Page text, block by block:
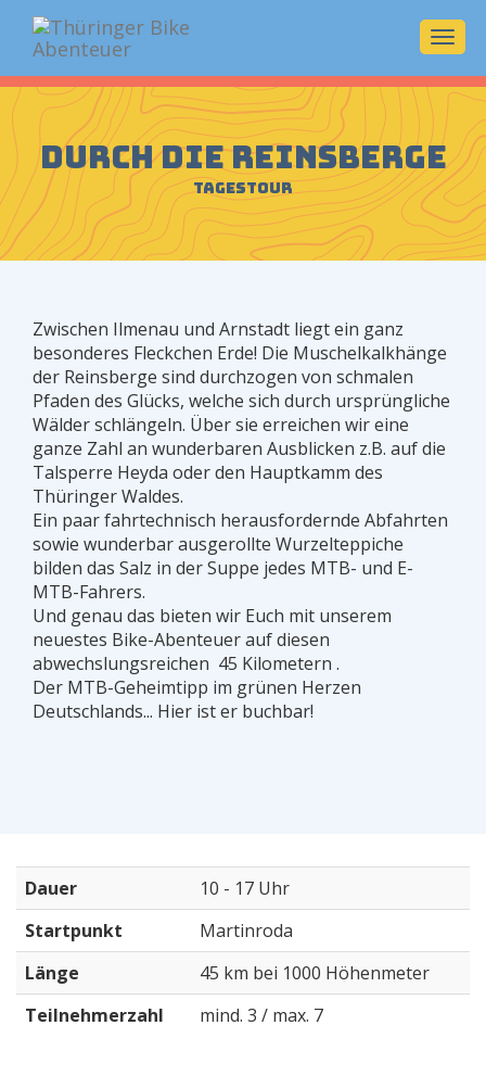
Durch die Reinsberge
Tagestour
Zwischen Ilmenau und Arnstadt liegt ein ganz
besonderes Fleckchen Erde! Die Muschelkalkhänge
der Reinsberge sind durchzogen von schmalen
Pfaden des Glücks, welche sich durch ursprüngliche
Wälder schlängeln. Über sie erreichen wir eine
ganze Zahl an wunderbaren Ausblicken z.B. auf die
Talsperre Heyda oder den Hauptkamm des
Thüringer Waldes.
Ein paar fahrtechnisch herausfordernde Abfahrten
sowie wunderbar ausgerollte Wurzelteppiche
bilden das Salz in der Suppe jedes MTB- und E-
MTB-Fahrers.
Und genau das bieten wir Euch mit unserem
neuestes Bike-Abenteuer auf diesen
abwechslungsreichen 45 Kilometern .
Der MTB-Geheimtipp im grünen Herzen
Deutschlands... Hier ist er buchbar!
Dauer
10 - 17 Uhr
Startpunkt
Martinroda
Länge
45 km bei 1000 Höhenmeter
Teilnehmerzahl
mind. 3 / max. 7